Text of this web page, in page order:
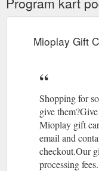
Mioplay Gift
Shopping for
give
Mioplay gift
email and
checkout.Our
processing fees.